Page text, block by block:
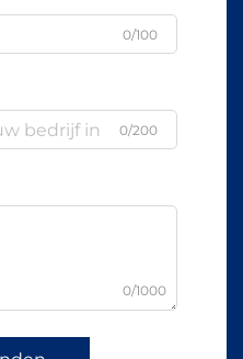
0/100
0/200
0/1000